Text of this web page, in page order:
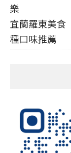
宜蘭羅東美食
種口味推薦